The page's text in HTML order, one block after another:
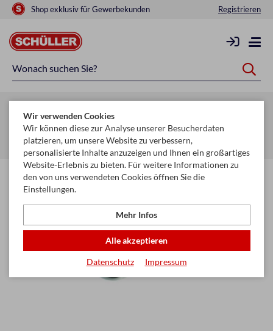
Shop exklusiv für Gewerbekunden Registrieren
Startseite Schule & Büro
Schreiben, Zeichnen & Korrigieren
Faserschreiber
Wir verwenden Cookies
Wir können diese zur Analyse unserer Besucherdaten
platzieren, um unsere Website zu verbessern,
personalisierte Inhalte anzuzeigen und Ihnen ein großartiges
Website-Erlebnis zu bieten. Für weitere Informationen zu
den von uns verwendeten Cookies öffnen Sie die
Einstellungen.
Mehr Infos
Alle akzeptieren
Datenschutz Impressum